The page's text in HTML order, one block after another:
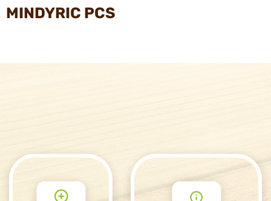
MINDYRIC PCS